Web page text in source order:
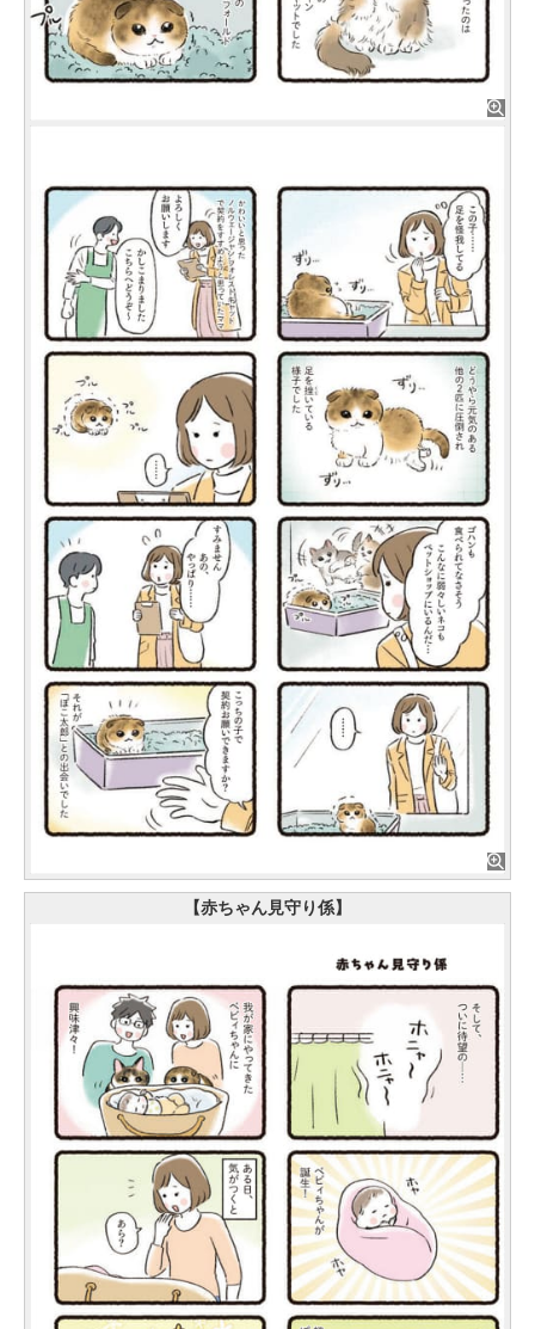
【赤ちゃん見守り係】